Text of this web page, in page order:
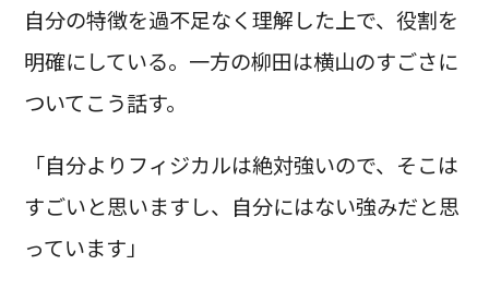
自分の特徴を過不足なく理解した上で、役割を
明確にしている。一方の柳田は横山のすごさに
ついてこう話す。
「自分よりフィジカルは絶対強いので、そこは
すごいと思いますし、自分にはない強みだと思
っています」